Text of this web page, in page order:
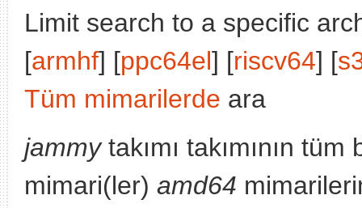
Limit search to a specific
[armhf] [ppc64el] [riscv64] [
Tüm mimarilerde ara
jammytakımı takımının
mimari(ler) amd64